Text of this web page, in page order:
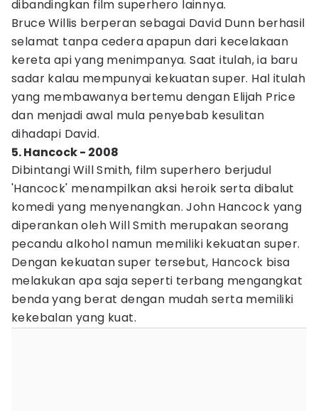
dibandingkan film superhero lainnya.
Bruce Willis berperan sebagai David Dunn berhasil
selamat tanpa cedera apapun dari kecelakaan
kereta api yang menimpanya. Saat itulah, ia baru
sadar kalau mempunyai kekuatan super. Hal itulah
yang membawanya bertemu dengan Elijah Price
dan menjadi awal mula penyebab kesulitan
dihadapi David.
5. Hancock - 2008
Dibintangi Will Smith, film superhero berjudul
'Hancock' menampilkan aksi heroik serta dibalut
komedi yang menyenangkan. John Hancock yang
diperankan oleh Will Smith merupakan seorang
pecandu alkohol namun memiliki kekuatan super.
Dengan kekuatan super tersebut, Hancock bisa
melakukan apa saja seperti terbang mengangkat
benda yang berat dengan mudah serta memiliki
kekebalan yang kuat.